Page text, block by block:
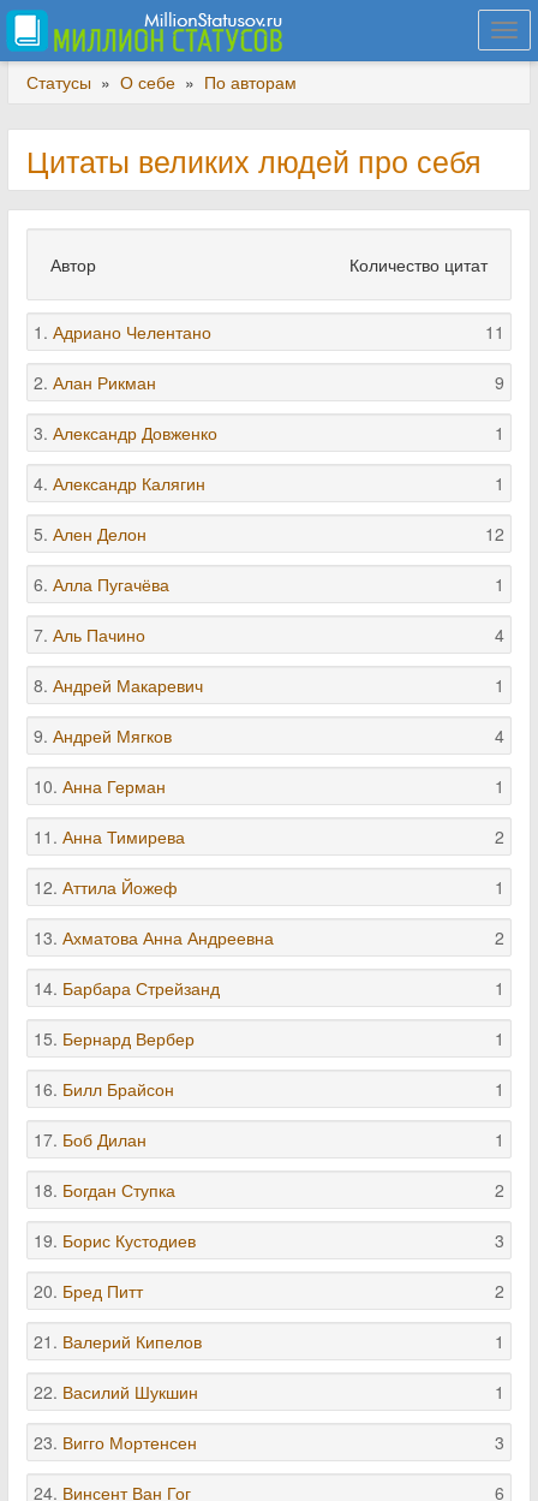
Статусы » О себе » По авторам
Цитаты великих людей про себя
Автор Количество цитат
1. Адриано Челентано 11
2. Алан Рикман 9
3. Александр Довженко 1
4. Александр Калягин 1
5. Ален Делон 12
6. Алла Пугачёва 1
7. Аль Пачино 4
8. Андрей Макаревич 1
9. Андрей Мягков 4
10. Анна Герман 1
11. Анна Тимирева 2
12. Аттила Йожеф 1
13. Ахматова Анна Андреевна 2
14. Барбара Стрейзанд 1
15. Бернард Вербер 1
16. Билл Брайсон 1
17. Боб Дилан 1
18. Богдан Ступка 2
19. Борис Кустодиев 3
20. Бред Питт 2
21. Валерий Кипелов 1
22. Василий Шукшин 1
23. Вигго Мортенсен 3
24. Винсент Ван Гог 6